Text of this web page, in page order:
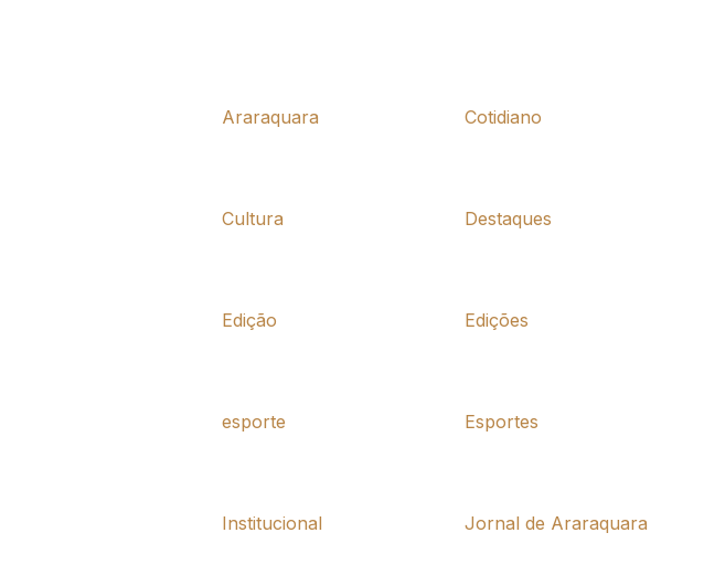
Araraquara Cotidiano
Cultura Destaques
Edição Edições
esporte Esportes
Institucional Jornal de Araraquara